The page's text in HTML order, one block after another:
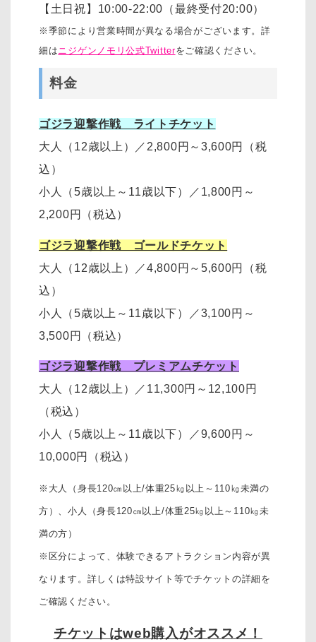
【土日祝】10:00-22:00（最終受付20:00）
※季節により営業時間が異なる場合がございます。詳
細は ニジゲンノモリ公式Twitterをご確認ください。
料金
ゴジラ迎撃作戦 ライトチケット
大人（12歳以上）
／2,800円～3,600円
（税
込）
小人（5歳以上～11歳以下）
／ 1,800円～
2,200円
（税込）
ゴジラ迎撃作戦 ゴールドチケット
大人（12歳以上）
／4,800円～5,600円（税
込）
小人（5歳以上～11歳以下）
／3,100円～
3,500円
（税込）
ゴジラ迎撃作戦 プレミアムチケット
大人（12歳以上）
／11,300円～12,100円
（税込）
小人（5歳以上～11歳以下）
／9,600円～
10,000円
（税込）
※大人（身長120㎝以上/体重25㎏以上～110㎏未満の
方）、小人（身長120㎝以上/体重25㎏以上～110㎏未
満の方）
※区分によって、体験できるアトラクション内容が異
なります。詳しくは特設サイト等でチケットの詳細を
ご確認ください。
チケットはweb購入がオススメ！